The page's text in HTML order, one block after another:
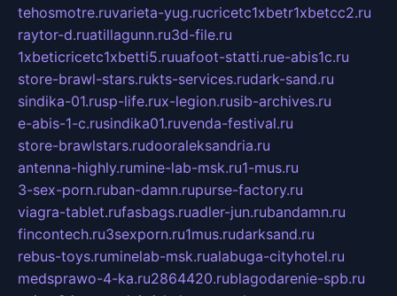
tehosmotre.ruvarieta-yug.rucricetc1xbetr1xbetcc2.ru
raytor-d.ruatillagunn.ru3d-file.ru
1xbeticricetc1xbetti5.ruuafoot-statti.rue-abis1c.ru
store-brawl-stars.rukts-services.rudark-sand.ru
sindika-01.rusp-life.rux-legion.rusib-archives.ru
e-abis-1-c.rusindika01.ruvenda-festival.ru
store-brawlstars.rudooraleksandria.ru
antenna-highly.rumine-lab-msk.ru1-mus.ru
3-sex-porn.ruban-damn.rupurse-factory.ru
viagra-tablet.rufasbags.ruadler-jun.rubandamn.ru
fincontech.ru3sexporn.ru1mus.rudarksand.ru
rebus-toys.ruminelab-msk.rualabuga-cityhotel.ru
medsprawo-4-ka.ru2864420.rublagodarenie-spb.ru